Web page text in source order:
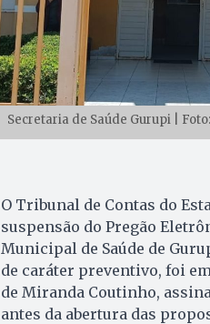
Secretaria de Saúde Gurupi |
O Tribunal de Contas do
suspensão do Pregão
Municipal de Saúde de
de caráter preventivo, foi
de Miranda Coutinho,
antes da abertura das